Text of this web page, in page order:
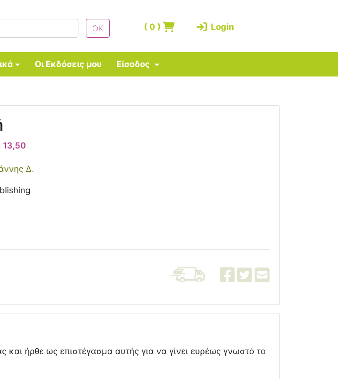
(0 ) Login
Οι Εκδόσεις μου Είσοδος
13,50
Δ.
και ήρθε ως επιστέγασμα αυτής για να γίνει ευρέως γνωστό το